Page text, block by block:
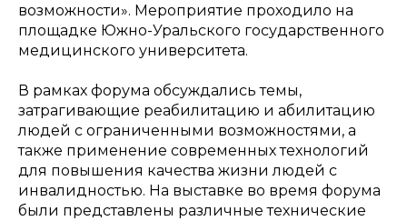
возможности». Мероприятие проходило на
площадке Южно-Уральского государственного
медицинского университета.
В рамках форума обсуждались темы,
затрагивающие реабилитацию и абилитацию
людей с ограниченными возможностями, а
также применение современных технологий
для повышения качества жизни людей с
инвалидностью. На выставке во время форума
были представлены различные технические